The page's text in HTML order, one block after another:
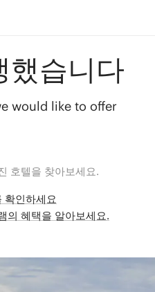
했습니다
would like to offer
호텔을 찾아보세요.
확인하세요
의 혜택을 알아보세요.